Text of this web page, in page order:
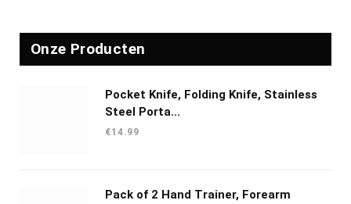
Onze Producten
Pocket Knife, Folding Knife, Stainless
Steel Porta...
€14.99
Pack of 2 Hand Trainer, Forearm